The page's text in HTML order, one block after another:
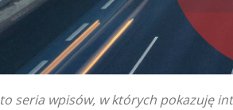
to seria wpisów, w których pokazuję